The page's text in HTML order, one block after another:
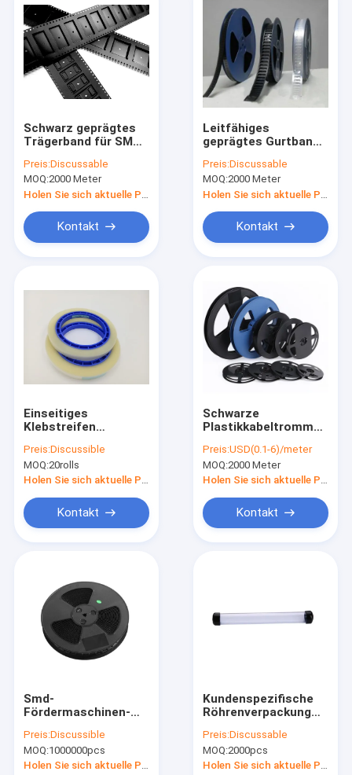
Startseite
Produkte
Qualitätskontrolle
Kontakt
Verpackenband ESD
Cleanroom-Zusätze
Abdeckband
Schwarz geprägtes
Trägerband für SMT
PS/PC/PET-Material,
8–104 mm Breite
Preis:Discussable
MOQ:2000 Meter
Kontakt
Leitfähiges
geprägtes Gurtband-
mit Deckband -
Genaue
Abmessungen,
anpassbar
Preis:Discussable
MOQ:2000 Meter
Kontakt
Einseitiges
Klebstreifen
Selbststock-
Abdeckungs-Band
Preis:Discussible
MOQ:20rolls
Kontakt
Schwarze
Plastikkabeltrommel,
SMD
Fördermaschinen-
Band
Preis:USD(0.1-6)/meter
MOQ:2000 Meter
Kontakt
Smd-
Fördermaschinen-
und Spulen
Preis:Discussible
MOQ:1000000pcs
Holen Sie sich aktuelle Preis
Kundenspezifische
Röhrenverpackung
1.0mm Stärke mit
Endstöpseln
Preis:Discussable
MOQ:2000pcs
Holen Sie sich aktuelle Preis